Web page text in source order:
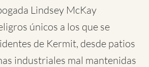
Lindsey McKay
únicos a los que se
de Kermit, desde patios
industriales mal mantenidas